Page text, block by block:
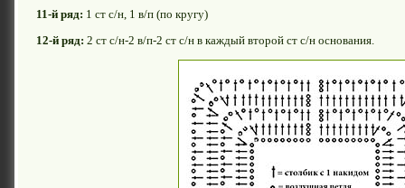
11-й ряд: 1 ст с/н, 1 в/п (по кругу)
12-й ряд: 2 ст с/н-2 в/п-2 ст с/н в каждый второй ст с/н основания.